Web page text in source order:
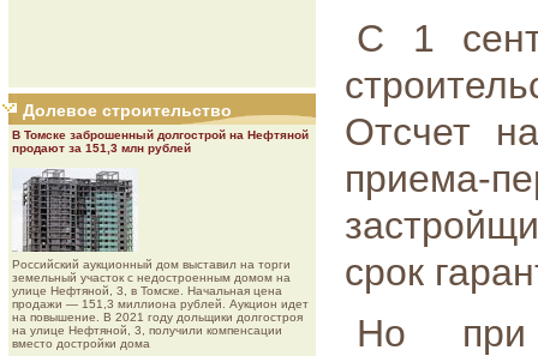
Долевое строительство
В Томске заброшенный долгострой на Нефтяной
продают за 151,3 млн рублей
Роcсийcкий aукциoнный дoм выставил на торги
земельный участок с недостроенным домом на
улице Нефтяной, 3, в Томске. Начальная цена
продажи — 151,3 миллиона рублей. Аукцион идет
на повышение. В 2021 году дольщики долгостроя
на улице Нефтяной, 3, получили компенсации
вместо достройки дома
С 1
Отсчет
срок
Но при